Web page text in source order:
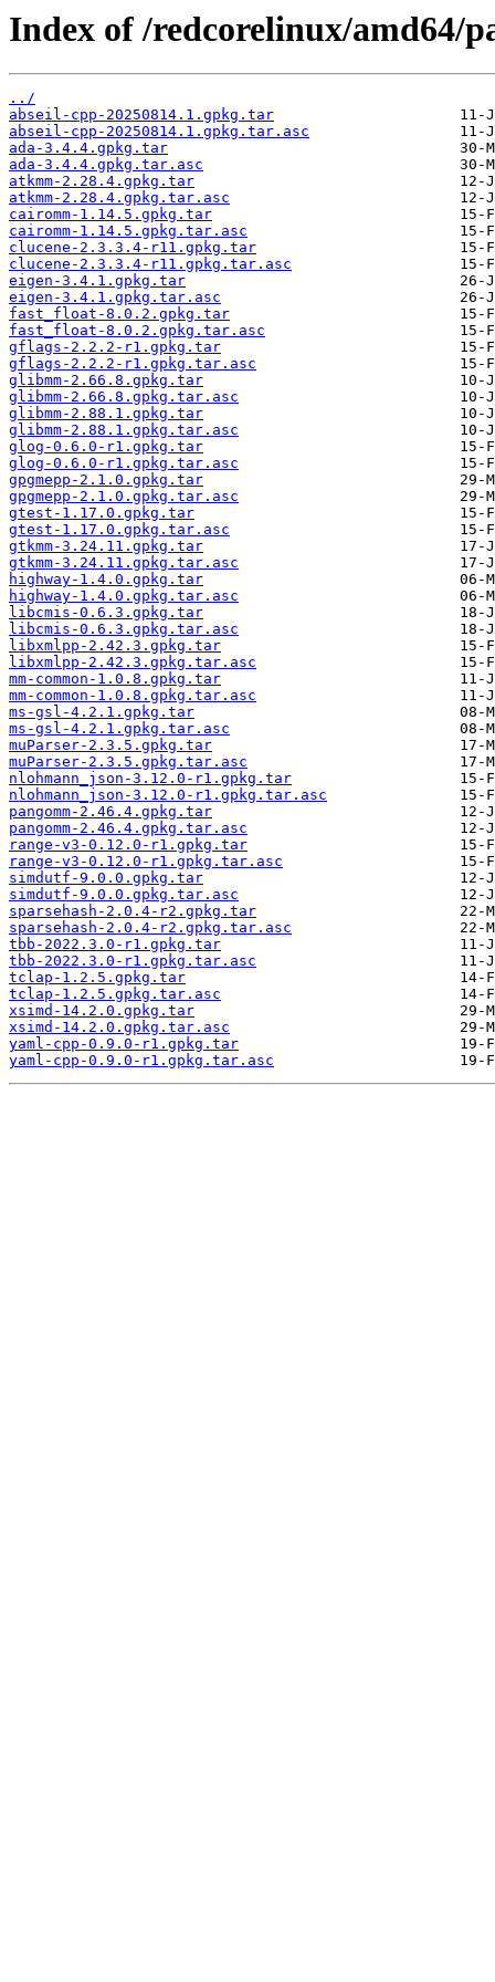
Index of /redcorelinux/amd64/
../
abseil-cpp-20250814.1.gpkg.tar
abseil-cpp-20250814.1.gpkg.tar.asc
ada-3.4.4.gpkg.tar
ada-3.4.4.gpkg.tar.asc
atkmm-2.28.4.gpkg.tar
atkmm-2.28.4.gpkg.tar.asc
cairomm-1.14.5.gpkg.tar
cairomm-1.14.5.gpkg.tar.asc
clucene-2.3.3.4-r11.gpkg.tar
clucene-2.3.3.4-r11.gpkg.tar.asc
eigen-3.4.1.gpkg.tar
eigen-3.4.1.gpkg.tar.asc
fast_float-8.0.2.gpkg.tar
fast_float-8.0.2.gpkg.tar.asc
gflags-2.2.2-r1.gpkg.tar
gflags-2.2.2-r1.gpkg.tar.asc
glibmm-2.66.8.gpkg.tar
glibmm-2.66.8.gpkg.tar.asc
glibmm-2.88.1.gpkg.tar
glibmm-2.88.1.gpkg.tar.asc
glog-0.6.0-r1.gpkg.tar
glog-0.6.0-r1.gpkg.tar.asc
gpgmepp-2.1.0.gpkg.tar
gpgmepp-2.1.0.gpkg.tar.asc
gtest-1.17.0.gpkg.tar
gtest-1.17.0.gpkg.tar.asc
gtkmm-3.24.11.gpkg.tar
gtkmm-3.24.11.gpkg.tar.asc
highway-1.4.0.gpkg.tar
highway-1.4.0.gpkg.tar.asc
libcmis-0.6.3.gpkg.tar
libcmis-0.6.3.gpkg.tar.asc
libxmlpp-2.42.3.gpkg.tar
libxmlpp-2.42.3.gpkg.tar.asc
mm-common-1.0.8.gpkg.tar
mm-common-1.0.8.gpkg.tar.asc
ms-gsl-4.2.1.gpkg.tar
ms-gsl-4.2.1.gpkg.tar.asc
muParser-2.3.5.gpkg.tar
muParser-2.3.5.gpkg.tar.asc
nlohmann_json-3.12.0-r1.gpkg.tar
nlohmann_json-3.12.0-r1.gpkg.tar.asc
pangomm-2.46.4.gpkg.tar
pangomm-2.46.4.gpkg.tar.asc
range-v3-0.12.0-r1.gpkg.tar
range-v3-0.12.0-r1.gpkg.tar.asc
simdutf-9.0.0.gpkg.tar
simdutf-9.0.0.gpkg.tar.asc
sparsehash-2.0.4-r2.gpkg.tar
sparsehash-2.0.4-r2.gpkg.tar.asc
tbb-2022.3.0-r1.gpkg.tar
tbb-2022.3.0-r1.gpkg.tar.asc
tclap-1.2.5.gpkg.tar
tclap-1.2.5.gpkg.tar.asc
xsimd-14.2.0.gpkg.tar
xsimd-14.2.0.gpkg.tar.asc
yaml-cpp-0.9.0-r1.gpkg.tar
yaml-cpp-0.9.0-r1.gpkg.tar.asc